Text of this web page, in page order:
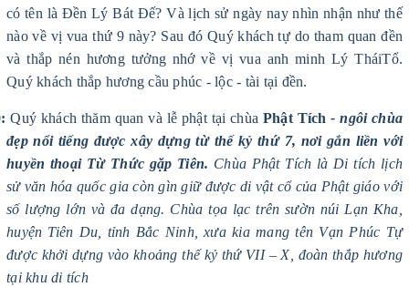
có tên là Đền Lý Bát Đế? Và lịch sử ngày nay nhìn nhận như thế
nào về vị vua thứ 9 này? Sau đó Quý khách tự do tham quan đền
và thắp nén hương tưởng nhớ về vị vua anh minh Lý TháiTổ.
Quý khách thắp hương cầu phúc - lộc - tài tại đền.
Quý khách thăm quan và lễ phật tại chùa Phật Tích - ngôi chùa
đẹp nổi tiếng được xây dựng từ thế kỷ thứ 7, nơi gắn liền với
huyền thoại Từ Thức gặp Tiên. Chùa Phật Tích là Di tích lịch
sử văn hóa quốc gia còn gìn giữ được di vật cổ của Phật giáo với
số lượng lớn và đa dạng. Chùa tọa lạc trên sườn núi Lạn Kha,
huyện Tiên Du, tỉnh Bắc Ninh, xưa kia mang tên Vạn Phúc Tự
được khởi dựng vào khoảng thế kỷ thứ VII – X, đoàn thắp hương
tại khu di tích